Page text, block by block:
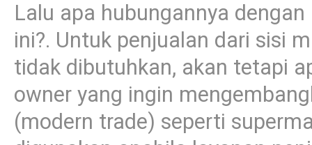
Lalu apa hubungannya
ini?. Untuk penjualan dari sisi
tidak dibutuhkan, akan tetapi
owner yang ingin
(modern trade) seperti